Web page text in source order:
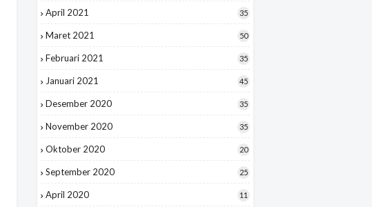
April 2021 35
Maret 2021 50
Februari 2021 35
Januari 2021 45
Desember 2020 35
November 2020 35
Oktober 2020 20
September 2020 25
April 2020 11